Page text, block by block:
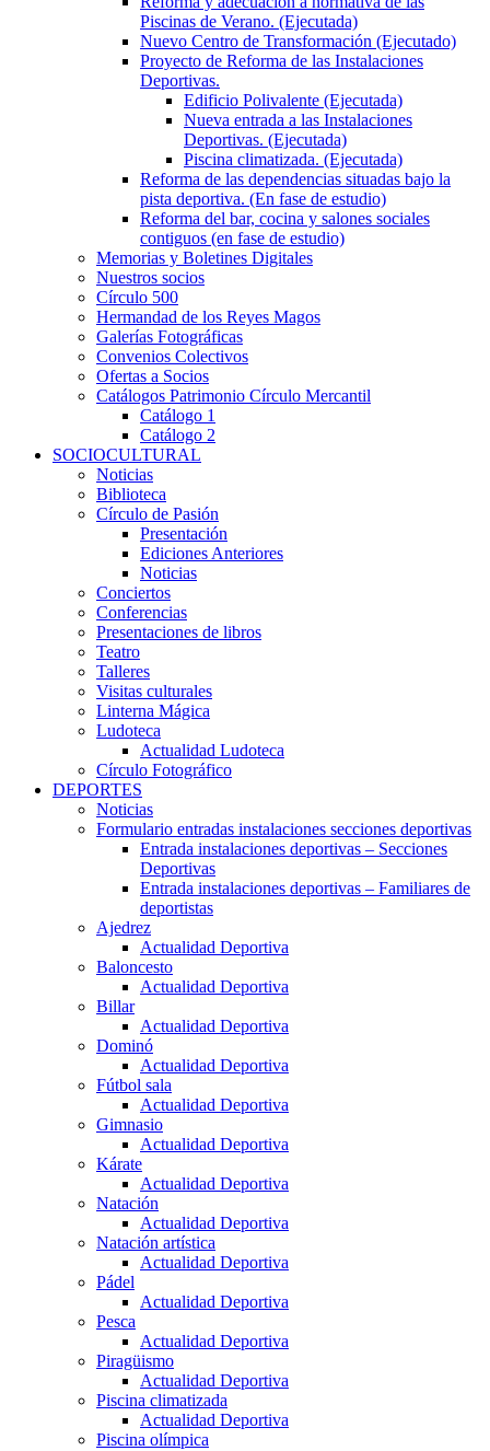
Piscinas de Verano. (Ejecutada)
Nuevo Centro de Transformación (Ejecutado)
Proyecto de Reforma de las Instalaciones
Deportivas.
Edificio Polivalente (Ejecutada)
Nueva entrada a las Instalaciones
Deportivas. (Ejecutada)
Piscina climatizada. (Ejecutada)
Reforma de las dependencias situadas bajo la
pista deportiva. (En fase de estudio)
Reforma del bar, cocina y salones sociales
contiguos (en fase de estudio)
Memorias y Boletines Digitales
Nuestros socios
Círculo 500
Hermandad de los Reyes Magos
Galerías Fotográficas
Convenios Colectivos
Ofertas a Socios
Catálogos Patrimonio Círculo Mercantil
Catálogo 1
Catálogo 2
SOCIOCULTURAL
Noticias
Biblioteca
Círculo de Pasión
Presentación
Ediciones Anteriores
Noticias
Conciertos
Conferencias
Presentaciones de libros
Teatro
Talleres
Visitas culturales
Linterna Mágica
Ludoteca
Actualidad Ludoteca
Círculo Fotográfico
DEPORTES
Noticias
Formulario entradas instalaciones secciones deportivas
Entrada instalaciones deportivas – Secciones
Deportivas
Entrada instalaciones deportivas – Familiares de
deportistas
Ajedrez
Actualidad Deportiva
Baloncesto
Actualidad Deportiva
Billar
Actualidad Deportiva
Dominó
Actualidad Deportiva
Fútbol sala
Actualidad Deportiva
Gimnasio
Actualidad Deportiva
Kárate
Actualidad Deportiva
Natación
Actualidad Deportiva
Natación artística
Actualidad Deportiva
Pádel
Actualidad Deportiva
Pesca
Actualidad Deportiva
Piragüismo
Actualidad Deportiva
Piscina climatizada
Actualidad Deportiva
Piscina olímpica